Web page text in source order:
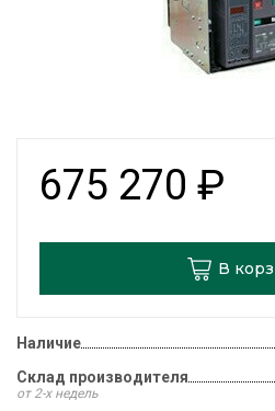
675 270 ₽
В
Наличие
Склад производителя
от 2-х недель